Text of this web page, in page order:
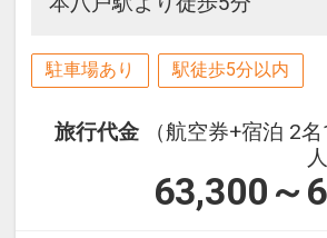
駐車場あり 駅徒歩5分以内
旅行代金
（航空券+宿泊 2
63,300～